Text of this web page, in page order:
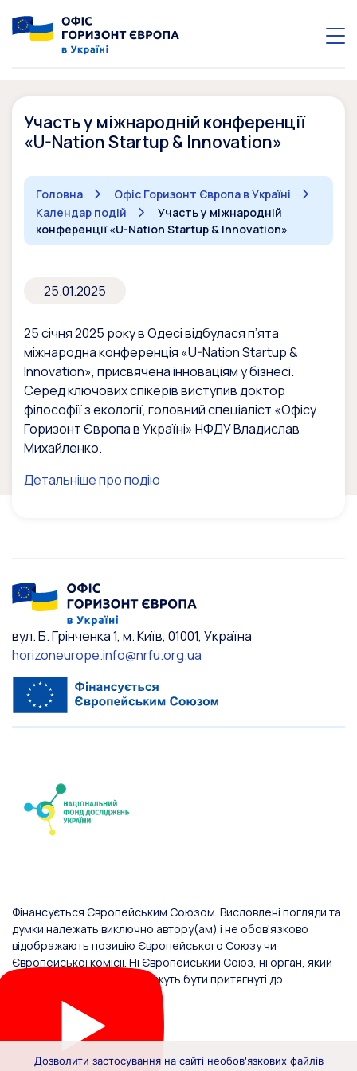
Участь у міжнародній конференції
«U-Nation Startup & Innovation»
Головна
Офіс Горизонт Європа в Україні
Календар подій
Участь у міжнародній
конференції «U-Nation Startup & Innovation»
25.01.2025
25 січня 2025 року в Одесі відбулася п’ята
міжнародна конференція «U-Nation Startup &
Innovation», присвячена інноваціям у бізнесі.
Серед ключових спікерів виступив доктор
філософії з екології, головний спеціаліст «Офісу
Горизонт Європа в Україні» НФДУ Владислав
Михайленко.
Детальніше про подію
вул. Б. Грінченка 1, м. Київ, 01001, Україна
horizoneurope.info@nrfu.org.ua
Фінансується Європейським Союзом. Висловлені погляди та
думки належать виключно автору(ам) і не обов'язково
відображають позицію Європейського Союзу чи
Європейської комісії. Ні Європейський Союз, ні орган, який
надав фінансування, не можуть бути притягнуті до
Дозволити застосування на сайті необов'язкових файлів